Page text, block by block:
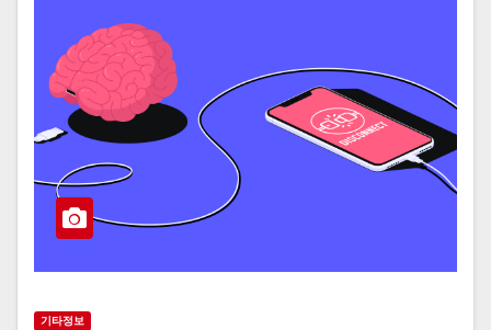
기타정보